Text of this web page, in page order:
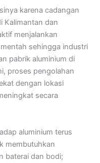
karena cadangan
Kalimantan dan
menjalankan
sehingga industri
pabrik aluminium di
proses pengolahan
dengan lokasi
secara
aluminium terus
membutuhkan
baterai dan bodi;